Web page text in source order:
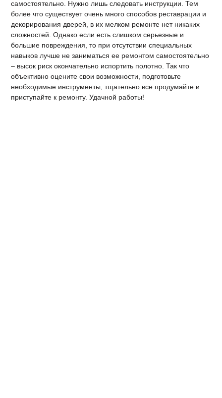
самостоятельно. Нужно лишь следовать инструкции. Тем
более что существует очень много способов реставрации и
декорирования дверей, в их мелком ремонте нет никаких
сложностей. Однако если есть слишком серьезные и
большие повреждения, то при отсутствии специальных
навыков лучше не заниматься ее ремонтом самостоятельно
– высок риск окончательно испортить полотно. Так что
объективно оцените свои возможности, подготовьте
необходимые инструменты, тщательно все продумайте и
приступайте к ремонту. Удачной работы!